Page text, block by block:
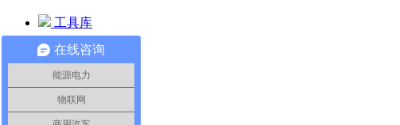
工具库
探索产品特性
获取软件帮助
技术指导
在线咨询
能源电力
物联网